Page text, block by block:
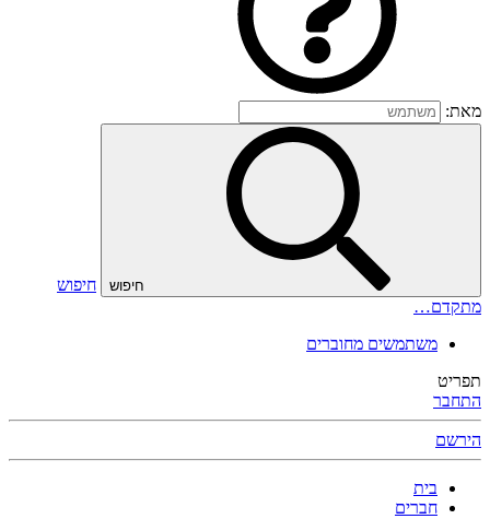
מאת:
חיפוש
חיפוש
מתקדם…
משתמשים מחוברים
תפריט
התחבר
הירשם
בית
חברים